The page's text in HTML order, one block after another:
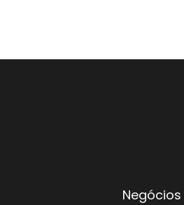
Negócios